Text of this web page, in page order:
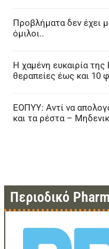
Προβλήματα δεν έχει
όμιλοι..
Η χαμένη ευκαιρία
θεραπείες έως και 10
ΕΟΠΥΥ: Αντί να
και τα ρέστα –
Περιοδικό